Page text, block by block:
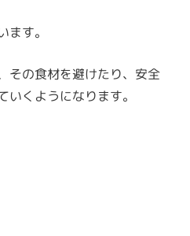
す。
その食材を避けたり、安全
いくようになります。